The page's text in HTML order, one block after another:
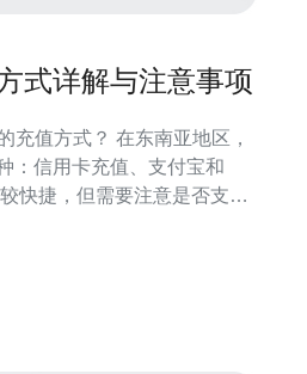
式详解与注意事项
充值方式？ 在东南亚地区，
：信用卡充值、支付宝和
快捷，但需要注意是否支持
持多种货币转换，适合跨国